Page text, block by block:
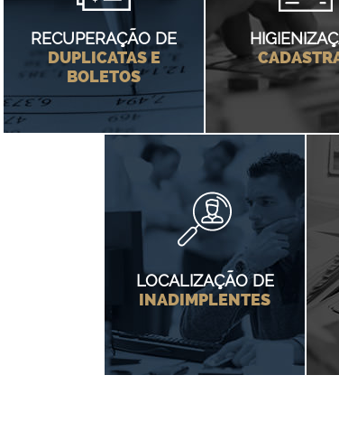
RECUPERAÇÃO DE
DUPLICATAS E
BOLETOS
SAIBA MAIS
LOCALIZAÇÃO DE
INADIMPLENTES